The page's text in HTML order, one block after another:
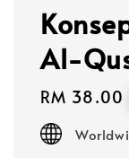
Al-
Regular
price
RM 38.00